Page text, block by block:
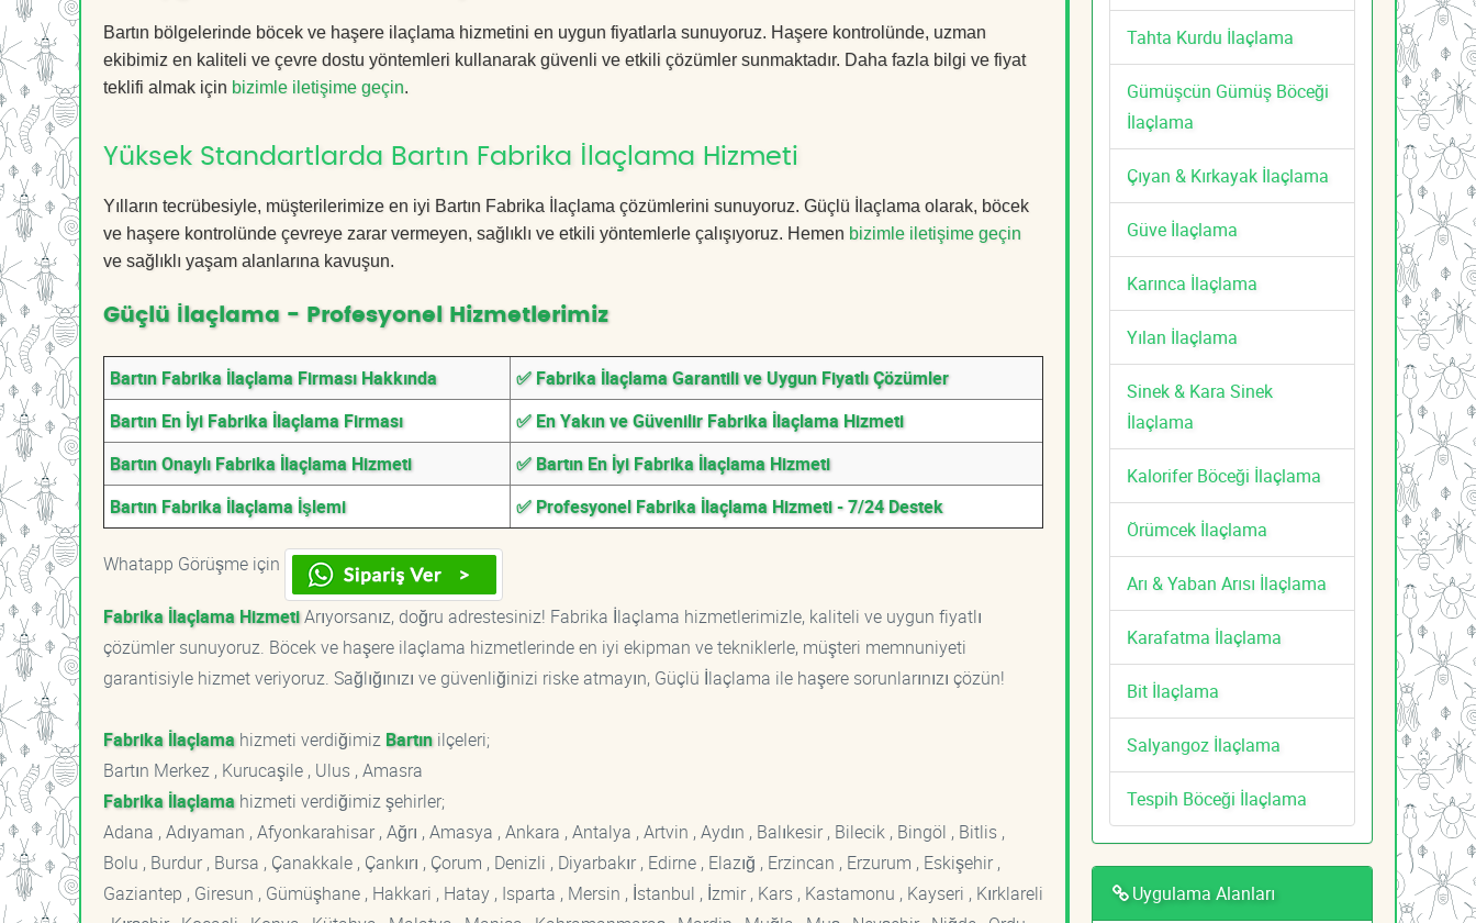
Bartın bölgelerinde böcek ve haşere ilaçlama hizmetini en uygun fiyatlarla sunuyoruz. Haşere kontrolünde, uzman
ekibimiz en kaliteli ve çevre dostu yöntemleri kullanarak güvenli ve etkili çözümler sunmaktadır. Daha fazla bilgi ve fiyat
teklifi almak için bizimle iletişime geçin.
Yüksek Standartlarda Bartın Fabrika İlaçlama Hizmeti
Yılların tecrübesiyle, müşterilerimize en iyi Bartın Fabrika İlaçlama çözümlerini sunuyoruz. Güçlü İlaçlama olarak, böcek
ve haşere kontrolünde çevreye zarar vermeyen, sağlıklı ve etkili yöntemlerle çalışıyoruz. Hemen bizimle iletişime geçin
ve sağlıklı yaşam alanlarına kavuşun.
Güçlü İlaçlama - Profesyonel Hizmetlerimiz
Bartın Fabrika İlaçlama Firması Hakkında
✅ Fabrika İlaçlama Garantili ve Uygun Fiyatlı Çözümler
Bartın En İyi Fabrika İlaçlama Firması
✅ En Yakın ve Güvenilir Fabrika İlaçlama Hizmeti
Bartın Onaylı Fabrika İlaçlama Hizmeti
✅ Bartın En İyi Fabrika İlaçlama Hizmeti
Bartın Fabrika İlaçlama İşlemi
✅ Profesyonel Fabrika İlaçlama Hizmeti - 7/24 Destek
Whatapp Görüşme için
Fabrika İlaçlama HizmetiArıyorsanız, doğru adrestesiniz! Fabrika İlaçlama hizmetlerimizle, kaliteli ve uygun fiyatlı
çözümler sunuyoruz. Böcek ve haşere ilaçlama hizmetlerinde en iyi ekipman ve tekniklerle, müşteri memnuniyeti
garantisiyle hizmet veriyoruz. Sağlığınızı ve güvenliğinizi riske atmayın, Güçlü İlaçlama ile haşere sorunlarınızı çözün!
Fabrika İlaçlama hizmeti verdiğimiz Bartınilçeleri;
Bartın Merkez , Kurucaşile , Ulus , Amasra
Fabrika İlaçlama hizmeti verdiğimiz şehirler;
Adana , Adıyaman , Afyonkarahisar , Ağrı , Amasya , Ankara , Antalya , Artvin , Aydın , Balıkesir , Bilecik , Bingöl , Bitlis ,
Bolu , Burdur , Bursa , Çanakkale , Çankırı , Çorum , Denizli , Diyarbakır , Edirne , Elazığ , Erzincan , Erzurum , Eskişehir ,
Gaziantep , Giresun , Gümüşhane , Hakkari , Hatay , Isparta , Mersin , İstanbul , İzmir , Kars , Kastamonu , Kayseri , Kırklareli
Tahta Kurdu İlaçlama
Gümüşcün Gümüş Böceği
İlaçlama
Çıyan & Kırkayak İlaçlama
Güve İlaçlama
Karınca İlaçlama
Yılan İlaçlama
Sinek & Kara Sinek
İlaçlama
Kalorifer Böceği İlaçlama
Örümcek İlaçlama
Arı & Yaban Arısı İlaçlama
Karafatma İlaçlama
Bit İlaçlama
Salyangoz İlaçlama
Tespih Böceği İlaçlama
Uygulama Alanları